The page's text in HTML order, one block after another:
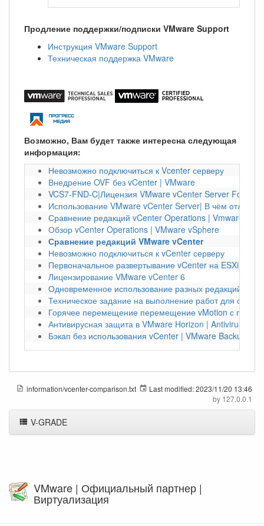
Продление поддержки/подписки VMware Support
Инструкция VMware Support
Техническая поддержка VMware
Возможно, Вам будет также интересна следующая
информация:
Невозможно подключиться к Vcenter серверу
Внедрение OVF без vCenter | VMware
VCS7-FND-C|Лицензия VMware vCenter Server
Использование VMware vCenter Server| В чём
Сравнение редакций vCenter Operations | Vmware
Обзор vCenter Operations | VMware vSphere
Сравнение редакций VMware vCenter
Невозможно подключиться к vCenter серверу
Первоначальное развертывание vCenter на ESXi |
Лицензирование VMware vCenter 6
Одновременное использование разных редакций
Техническое задание на выполнение работ для
Горячее перемещение перемещение vMotion с
Антивирусная защита в VMware Horizon | Antivirus
Бэкап без использования vCenter | VMware Backup
information/vcenter-comparison.txt Last modified:2023/11/20 13:46
by 127.0.0.1
V-GRADE
VMware | Официальный партнер |
Виртуализация